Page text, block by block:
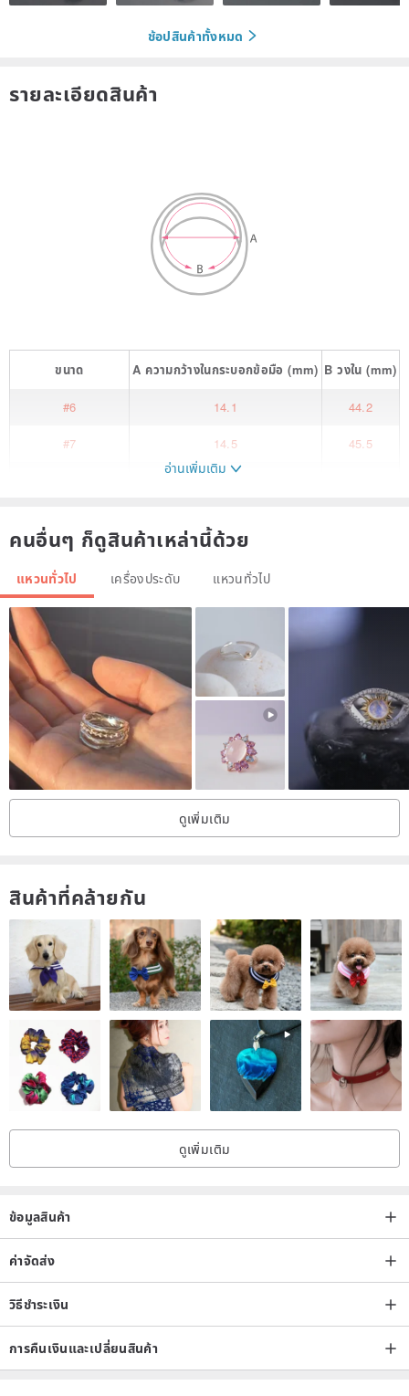
ช้อปสินค้าทั้งหมด
รายละเอียดสินค้า
ขนาด A ความกว้างในกระบอกข้อมือ (mm) Bวงใน (mm)
#6 14.1 44.2
#7 14.5 45.5
#10
53.8
#13 17.5
#14 18.1 57
#15 18.5 58.3
#16 19
#19
21.2 66.6
♥ Product Description and Story ♥
I used the cake design to satisfy my craving for sweets..
♥ Material ♥
Bronze material
♥ Size measurement method♥
▾ The accessories designed by Maple Design are electroless
sweat, and will turn into a darker bronze color. Pure copper jewelry,
do not use perfume directly. spray.
▾ Hair dyes, chlorine in swimming pools, sulfur in hot springs, and
the corrosiveness of seawater salts will permanently discolor silver,
อ่านเพิ่มเติม
คนอื่นๆ ก็ดูสินค้าเหล่านี้ด้วย
แหวนทั่วไป เครื่องประดับ แหวนทั่วไป
ดูเพิ่มเติม
สินค้าที่คล้ายกัน
ดูเพิ่มเติม
ข้อมูลสินค้า
ค่าจัดส่ง
วิธีชำระเงิน
การคืนเงินและเปลี่ยนสินค้า